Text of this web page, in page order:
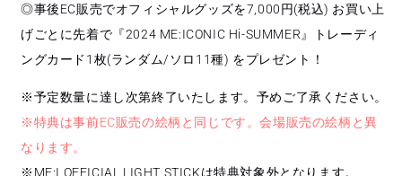
◎事後EC販売でオフィシャルグッズを7,000円(税込) お買い上
げごとに先着で『2024 ME:ICONIC Hi-SUMMER』トレーディ
ングカード1枚(ランダム/ソロ11種) をプレゼント！
※予定数量に達し次第終了いたします。予めご了承ください。
※特典は事前EC販売の絵柄と同じです。会場販売の絵柄と異
なります。
※ME:I OFFICIAL LIGHT STICKは特典対象外となります。